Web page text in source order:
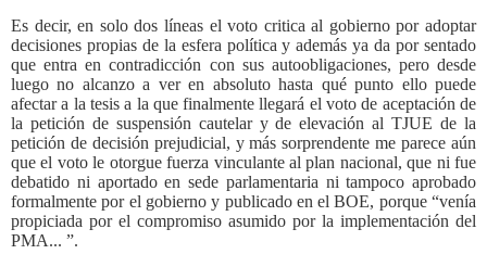
Es decir, en solo dos líneas el voto critica al gobierno por adoptar
decisiones propias de la esfera política y además ya da por sentado
que entra en contradicción con sus autoobligaciones, pero desde
luego no alcanzo a ver en absoluto hasta qué punto ello puede
afectar a la tesis a la que finalmente llegará el voto de aceptación de
la petición de suspensión cautelar y de elevación al TJUE de la
petición de decisión prejudicial, y más sorprendente me parece aún
que el voto le otorgue fuerza vinculante al plan nacional, que ni fue
debatido ni aportado en sede parlamentaria ni tampoco aprobado
formalmente por el gobierno y publicado en el BOE, porque “venía
propiciada por el compromiso asumido por la implementación del
PMA... ”.